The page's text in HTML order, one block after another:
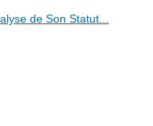
de Son Statut...